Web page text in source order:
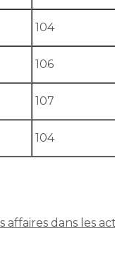
104
106
107
104
affaires dans les